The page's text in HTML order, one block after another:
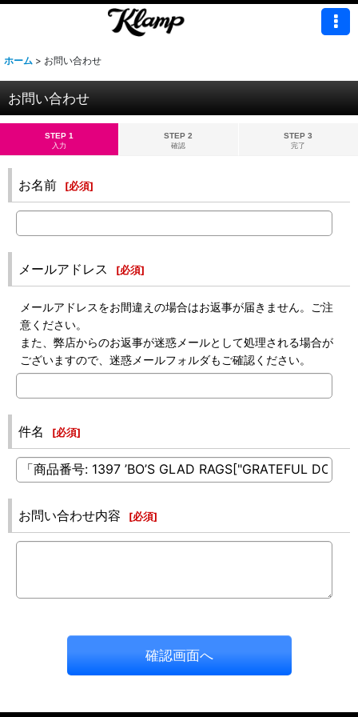
ホーム > お問い合わせ
お問い合わせ
STEP 1
入力
STEP 2
確認
STEP 3
完了
お名前 [必須]
メールアドレス [必須]
メールアドレスをお間違えの場合はお返事が届きません。ご注
意ください。
また、弊店からのお返事が迷惑メールとして処理される場合が
ございますので、迷惑メールフォルダもご確認ください。
件名 [必須]
お問い合わせ内容 [必須]
確認画面へ